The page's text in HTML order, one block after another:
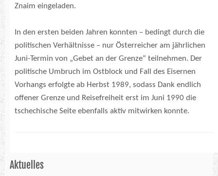
Znaim eingeladen.
In den ersten beiden Jahren konnten – bedingt durch die
politischen Verhältnisse – nur Österreicher am jährlichen
Juni-Termin von „Gebet an der Grenze“ teilnehmen. Der
politische Umbruch im Ostblock und Fall des Eisernen
Vorhangs erfolgte ab Herbst 1989, sodass Dank endlich
offener Grenze und Reisefreiheit erst im Juni 1990 die
tschechische Seite ebenfalls aktiv mitwirken konnte.
Aktuelles